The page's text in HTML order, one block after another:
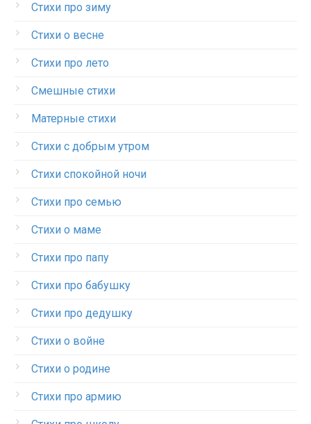
Стихи про зиму
Стихи о весне
Стихи про лето
Смешные стихи
Матерные стихи
Стихи с добрым утром
Стихи спокойной ночи
Стихи про семью
Стихи о маме
Стихи про папу
Стихи про бабушку
Стихи про дедушку
Стихи о войне
Стихи о родине
Стихи про армию